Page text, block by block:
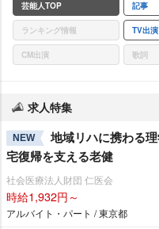
芸能人TOP 記事
ランキング情報 TV出演
CM出演 歌詞
求人特集
NEW
地域リハに携わる
宅復帰を支える老健
社会医療法人財団 仁医会
時給1,932円～
アルバイト・パート / 東京都